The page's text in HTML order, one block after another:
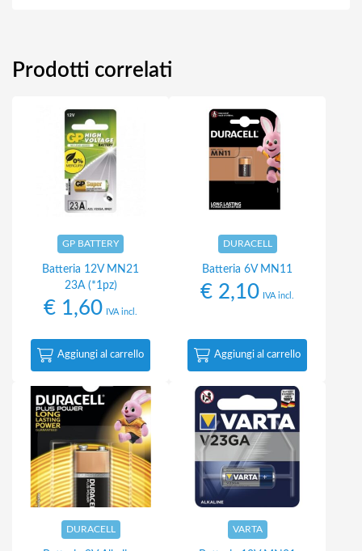
Prodotti correlati
GP BATTERY
Batteria 12V MN21
23A (*1pz)
€ 1,60 IVA incl.
Aggiungi al carrello
DURACELL
Batteria 6V MN11
€ 2,10 IVA incl.
Aggiungi al carrello
DURACELL VARTA